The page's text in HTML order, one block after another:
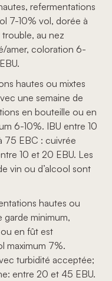
refermentations
7-10% vol, dorée à
au nez
amer, coloration 6-
hautes ou mixtes
une semaine de
en bouteille ou en
6-10%. IBU entre 10
75 EBC : cuivrée
10 et 20 EBU. Les
vin ou d’alcool sont
hautes ou
garde minimum,
en fût est
maximum 7%.
turbidité acceptée;
entre 20 et 45 EBU.